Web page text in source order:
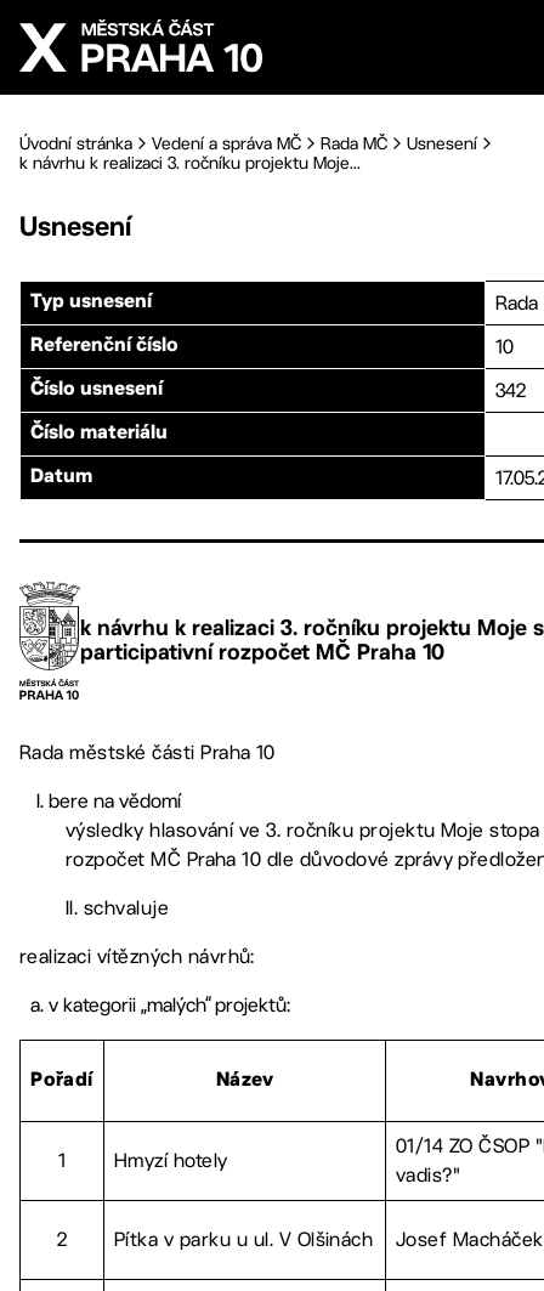
Přejít na hlavní obsah
Úvodní stránka Vedení a správa MČ Rada MČ
Usnesení
k návrhu k realizaci 3. ročníku projektu Moje...
Usnesení
Typ usnesení Rada
Referenční číslo 10
Číslo usnesení 342
Číslo materiálu
Datum
k návrhu k realizaci 3. ročníku projektu Moje
participativní rozpočet MČ Praha 10
Rada městské části Praha 10
bere na vědomí
výsledky hlasování ve 3. ročníku projektu Moje
rozpočet MČ Praha 10 dle důvodové zprávy
II. schvaluje
realizaci vítězných návrhů:
v kategorii „malých“ projektů:
Pořadí Název
1 Hmyzí hotely
01/14 ZO ČSOP
vadis?"
2 Pítka v parku u ul. V Olšinách Josef Macháček